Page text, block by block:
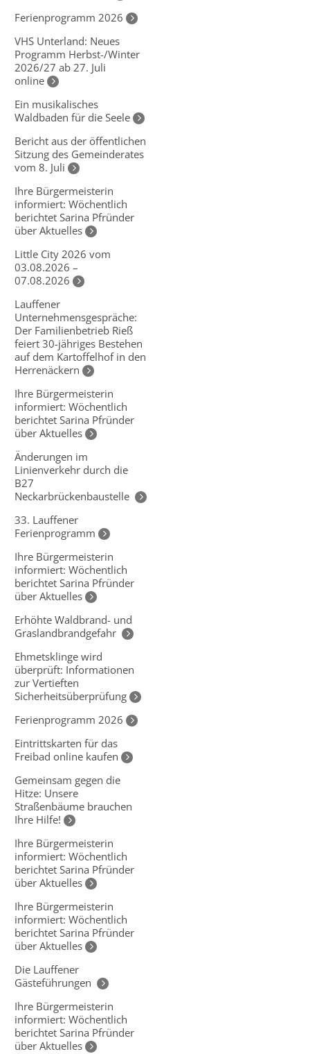
Ferienprogramm 2026
VHS Unterland: Neues
Programm Herbst-/Winter
2026/27 ab 27. Juli
online
Ein musikalisches
Waldbaden für die Seele
Bericht aus der öffentlichen
Sitzung des Gemeinderates
vom 8. Juli
Ihre Bürgermeisterin
informiert: Wöchentlich
berichtet Sarina Pfründer
über Aktuelles
Little City 2026 vom
03.08.2026 –
07.08.2026
Lauffener
Unternehmensgespräche:
Der Familienbetrieb Rieß
feiert 30-jähriges Bestehen
auf dem Kartoffelhof in den
Herrenäckern
Ihre Bürgermeisterin
informiert: Wöchentlich
berichtet Sarina Pfründer
über Aktuelles
Änderungen im
Linienverkehr durch die
B27
Neckarbrückenbaustelle
33. Lauffener
Ferienprogramm
Ihre Bürgermeisterin
informiert: Wöchentlich
berichtet Sarina Pfründer
über Aktuelles
Erhöhte Waldbrand- und
Graslandbrandgefahr
Ehmetsklinge wird
überprüft: Informationen
zur Vertieften
Sicherheitsüberprüfung
Ferienprogramm 2026
Eintrittskarten für das
Freibad online kaufen
Gemeinsam gegen die
Hitze: Unsere
Straßenbäume brauchen
Ihre Hilfe!
Ihre Bürgermeisterin
informiert: Wöchentlich
berichtet Sarina Pfründer
über Aktuelles
Ihre Bürgermeisterin
informiert: Wöchentlich
berichtet Sarina Pfründer
über Aktuelles
Die Lauffener
Gästeführungen
Ihre Bürgermeisterin
informiert: Wöchentlich
berichtet Sarina Pfründer
über Aktuelles